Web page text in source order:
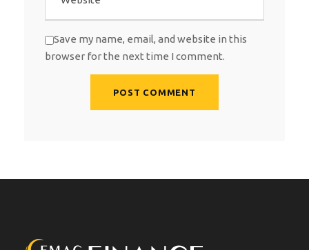
Save my name, email, and website in this
browser for the next time I comment.